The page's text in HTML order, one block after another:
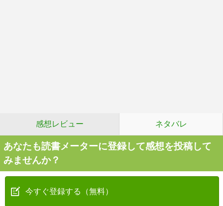
感想レビュー ネタバレ
あなたも読書メーターに登録して感想を投稿して
みませんか？
今すぐ登録する（無料）